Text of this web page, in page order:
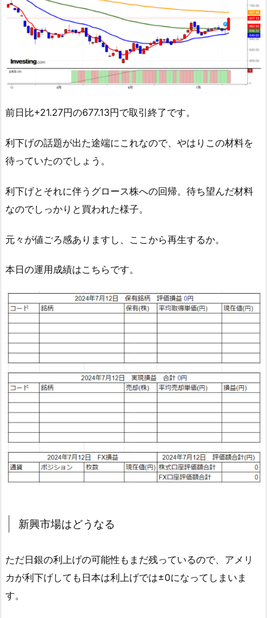
前日比+21.27円の677.13円で取引終了です。
利下げの話題が出た途端にこれなので、やはりこの材料を
待っていたのでしょう。
利下げとそれに伴うグロース株への回帰。待ち望んだ材料
なのでしっかりと買われた様子。
元々が値ごろ感ありますし、ここから再生するか。
本日の運用成績はこちらです。
新興市場はどうなる
ただ日銀の利上げの可能性もまだ残っているので、アメリ
カが利下げしても日本は利上げでは±0になってしまいま
す。